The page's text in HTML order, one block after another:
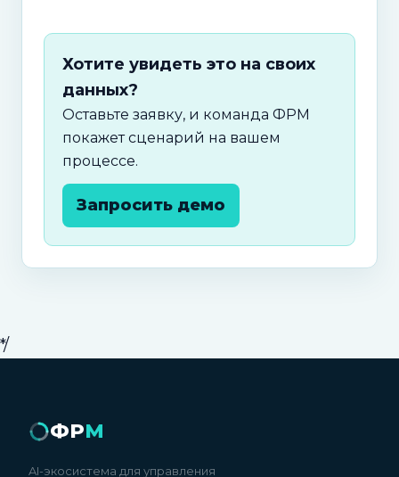
Хотите увидеть это на своих
данных?
Оставьте заявку, и команда ФРМ
покажет сценарий на вашем
процессе.
Запросить демо
*/
ФРМ
AI-экосистема для управления